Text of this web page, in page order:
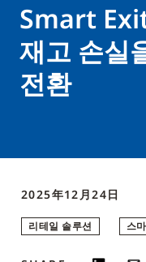
Smart
재고 손실
전환
2025年12月24日
리테일 솔루션 스